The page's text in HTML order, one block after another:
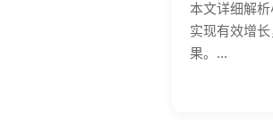
本文详细解
实现有效增
果。...